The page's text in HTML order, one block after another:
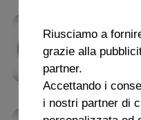
Riusciamo a
grazie alla
partner.
Accettando i
i nostri partner di